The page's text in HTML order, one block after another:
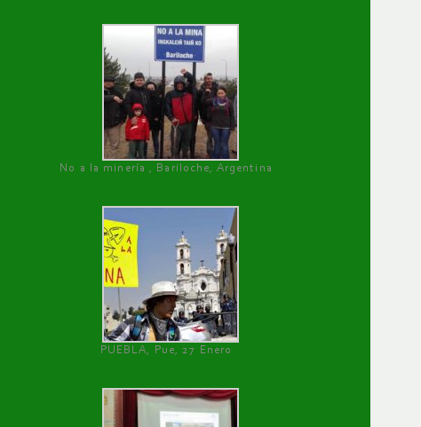
No a la minería , Bariloche, Argentina
PUEBLA, Pue, 27 Enero